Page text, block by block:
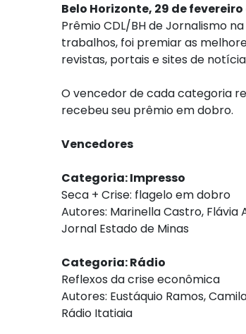
Belo Horizonte, 29 de fevereiro
Prêmio CDL/BH de Jornalismo
trabalhos, foi premiar as
revistas, portais e sites de
O vencedor de cada categoria
recebeu seu prêmio em dobro.
Vencedores
Categoria: Impresso
Seca + Crise: flagelo em dobro
Autores: Marinella Castro, Flávia
Jornal Estado de Minas
Categoria: Rádio
Reflexos da crise econômica
Autores: Eustáquio Ramos,
Rádio Itatiaia